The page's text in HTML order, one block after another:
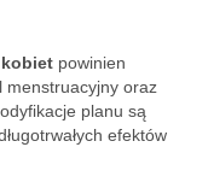
powinien
menstruacyjny oraz
planu są
efektów